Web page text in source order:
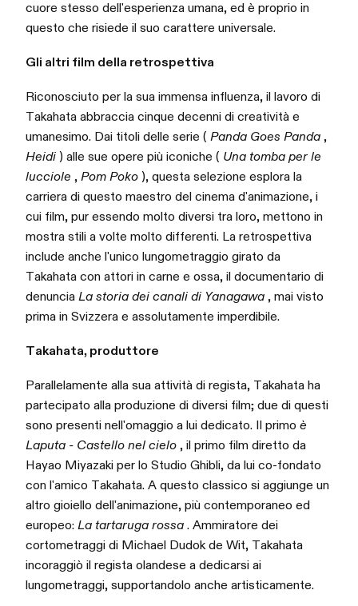
cuore stesso dell'esperienza umana, ed è proprio in
questo che risiede il suo carattere universale.
Gli altri film della retrospettiva
Riconosciuto per la sua immensa influenza, il lavoro di
Takahata abbraccia cinque decenni di creatività e
umanesimo. Dai titoli delle serie ( Panda Goes Panda
Heidi ) alle sue opere più iconiche ( Una tomba per le
lucciole
Pom Poko ), questa selezione esplora la
carriera di questo maestro del cinema d'animazione, i
cui film, pur essendo molto diversi tra loro, mettono in
mostra stili a volte molto differenti. La retrospettiva
include anche l'unico lungometraggio girato da
Takahata con attori in carne e ossa, il documentario di
denuncia La storia dei canali di Yanagawa , mai visto
prima in Svizzera e assolutamente imperdibile.
Takahata, produttore
Parallelamente alla sua attività di regista, Takahata ha
partecipato alla produzione di diversi film; due di questi
sono presenti nell'omaggio a lui dedicato. Il primo è
Laputa - Castello nel cielo , il primo film diretto da
Hayao Miyazaki per lo Studio Ghibli, da lui co-fondato
con l'amico Takahata. A questo classico si aggiunge un
altro gioiello dell'animazione, più contemporaneo ed
europeo: La tartaruga rossa . Ammiratore dei
cortometraggi di Michael Dudok de Wit, Takahata
incoraggiò il regista olandese a dedicarsi ai
lungometraggi, supportandolo anche artisticamente.